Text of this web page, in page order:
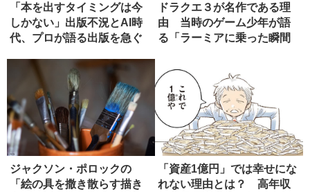
「本を出すタイミングは今
しかない」出版不況とAI時
代、プロが語る出版を急ぐ
ドラクエ３が名作である理
由 当時のゲーム少年が語
る「ラーミアに乗った瞬間
ジャクソン・ポロックの
「絵の具を撒き散らす描き
「資産1億円」では幸せにな
れない理由とは？ 高年収